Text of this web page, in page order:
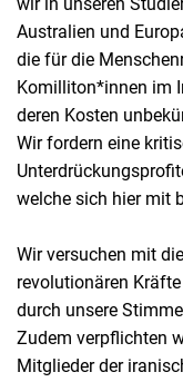
Australien und
die für die
Komilliton*innen im
deren Kosten
Wir fordern eine
welche sich hier mit
Wir versuchen mit
revolutionären
durch unsere
Zudem verpflichten
Mitglieder der